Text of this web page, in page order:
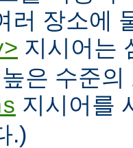
러 장소에
지시어는
은 수준
지시어를
.)